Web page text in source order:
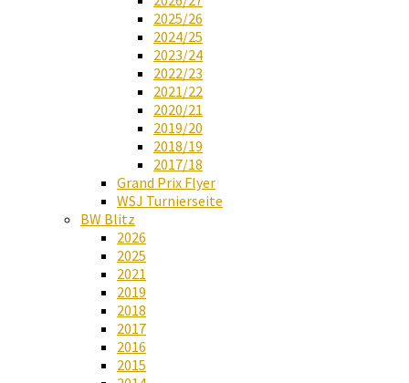
2025/26
2024/25
2023/24
2022/23
2021/22
2020/21
2019/20
2018/19
2017/18
Grand Prix Flyer
WSJ Turnierseite
BW Blitz
2026
2025
2021
2019
2018
2017
2016
2015